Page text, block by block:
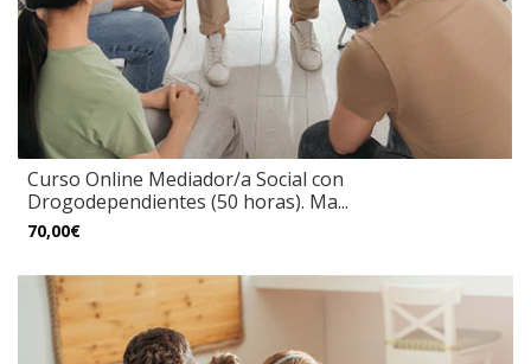
Curso Online Mediador/a Social con
Drogodependientes (50 horas). Ma...
70,00€